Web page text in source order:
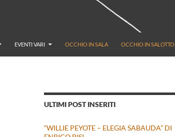
EVENTI VARI OCCHIO IN SALA OCCHIO IN SALOTTO
ULTIMI POST INSERITI
“WILLIE PEYOTE – ELEGIA SABAUDA” DI